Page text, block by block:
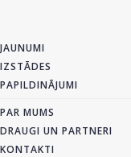
JAUNUMI
IZSTĀDES
PAPILDINĀJUMI
PAR MUMS
DRAUGI UN PARTNERI
KONTAKTI